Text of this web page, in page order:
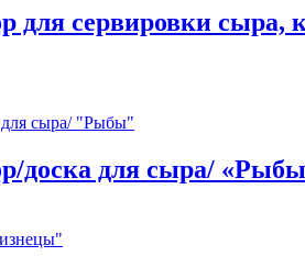
для сервировки сыра,
доска для сыра/